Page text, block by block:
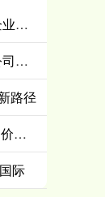
策略资本 集运指数（欧线）期货：货代企业的“避风港”
灵菲配资 南华期货：已完成马来西亚子公司注册登记手续
路径
红和古 今日MMLC电池级碳酸锂（早盘）价格与上日持平，中间价报157000元/吨
际